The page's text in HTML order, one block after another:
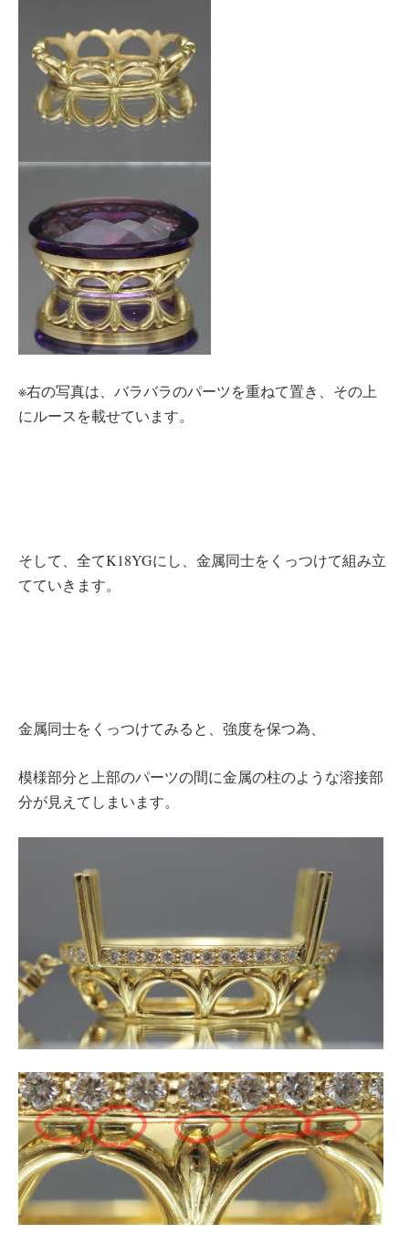
※右の写真は、バラバラのパーツを重ねて置き、その上
にルースを載せています。
そして、全てK18YGにし、金属同士をくっつけて組み立
てていきます。
金属同士をくっつけてみると、強度を保つ為、
模様部分と上部のパーツの間に金属の柱のような溶接部
分が見えてしまいます。